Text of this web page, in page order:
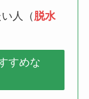
人（脱水
すめな